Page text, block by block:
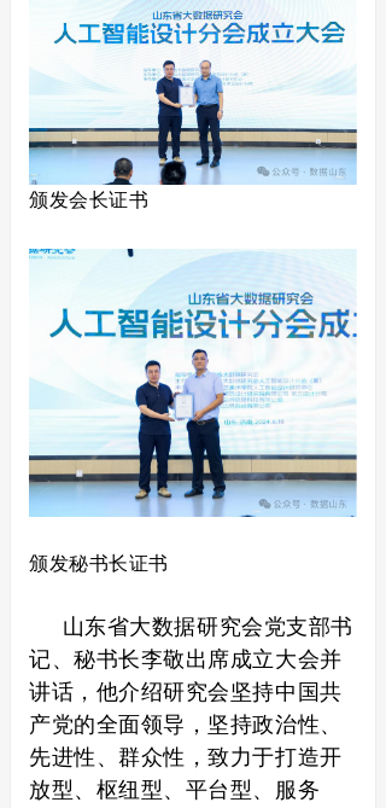
颁发会长证书
颁发秘书长证书
山东省大数据研究会党支部书
记、秘书长李敬出席成立大会并
讲话，他介绍研究会坚持中国共
产党的全面领导，坚持政治性、
先进性、群众性，致力于打造开
放型、枢纽型、平台型、服务